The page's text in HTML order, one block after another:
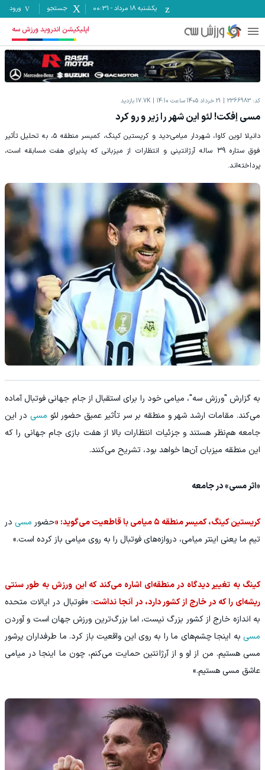
یکشنبه ۱۸ مرداد -
00:31 جستجو ورود
اپلیکیشن اندروید ورزش سه
کد: 2366983 21 خرداد 1405 ساعت 14:10 17.7K بازدید
مسی اِفکت! لئو این شهر را زیر و رو کرد
دانیلا لوین کاوا، شهردار میامی-دید و کریستین کینگ، کمیسر منطقه ۵، به تحلیل تأثیر
فوق ستاره 39 ساله آرژانتینی و انتظارات از میزبانی که پذیرای هفت مسابقه است،
پرداخته‌اند.
به گزارش "ورزش سه"، میامی خود را برای استقبال از جام جهانی فوتبال آماده
می‌کند. مقامات ارشد شهر و منطقه بر سر تأثیر عمیق حضور لئو مسی در این
جامعه هم‌نظر هستند و جزئیات انتظارات بالا از هفت بازی جام جهانی را که
این منطقه میزبان آن‌ها خواهد بود، تشریح می‌کنند.
«اثر مسی» در جامعه
کریستین کینگ، کمیسر منطقه ۵ میامی با قاطعیت می‌گوید: « حضور مسی در
تیم ما یعنی اینتر میامی، دروازه‌های فوتبال را به روی میامی باز کرده است.»
کینگ به تغییر دیدگاه در منطقه‌ای اشاره می‌کند که این ورزش به طور سنتی
ریشه‌ای را که در خارج از کشور دارد، در آنجا نداشت: «فوتبال در ایالات متحده
به اندازه خارج از کشور بزرگ نیست، اما بزرگ‌ترین ورزش جهان است و آوردن
مسی به اینجا چشم‌های ما را به روی این واقعیت باز کرد. ما طرفداران پرشور
مسی هستیم. من از او و از آرژانتین حمایت می‌کنم، چون ما اینجا در میامی
عاشق مسی هستیم.»